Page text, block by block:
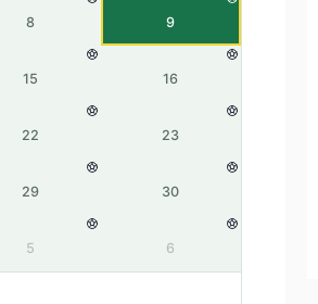
8 9
15 16
22 23
29 30
5 6